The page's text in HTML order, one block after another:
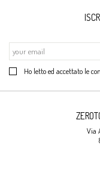
Ho letto ed accettato le
Via